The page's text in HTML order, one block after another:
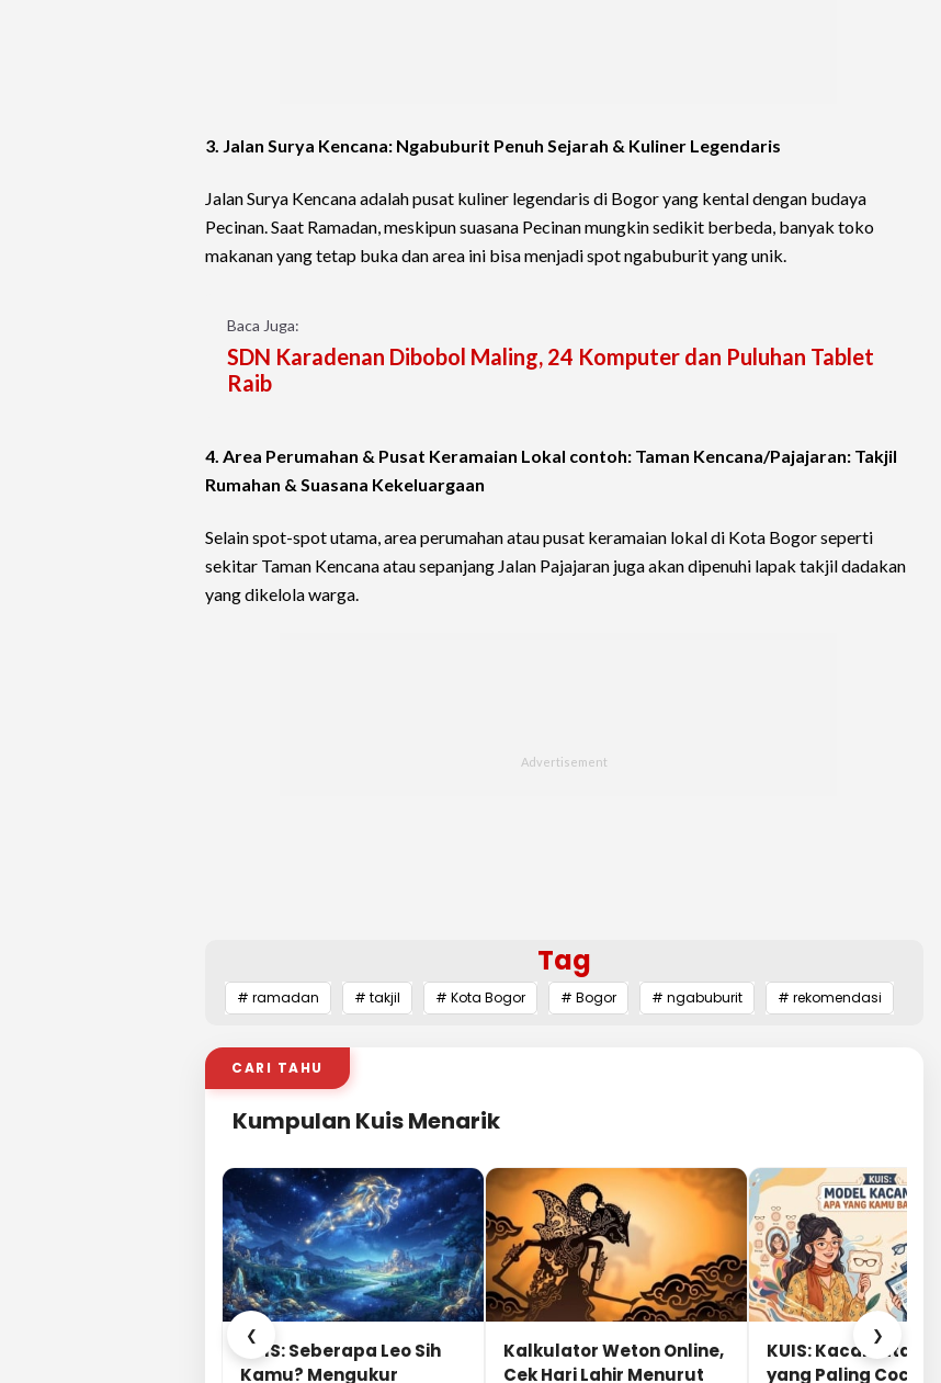
3. Jalan Surya Kencana: Ngabuburit Penuh Sejarah & Kuliner Legendaris
Jalan Surya Kencana adalah pusat kuliner legendaris di Bogor yang kental dengan budaya
Pecinan. Saat Ramadan, meskipun suasana Pecinan mungkin sedikit berbeda, banyak toko
makanan yang tetap buka dan area ini bisa menjadi spot ngabuburit yang unik.
Baca Juga:
SDN Karadenan Dibobol Maling, 24 Komputer dan Puluhan Tablet
Raib
4. Area Perumahan & Pusat Keramaian Lokal contoh: Taman Kencana/Pajajaran: Takjil
Rumahan & Suasana Kekeluargaan
Selain spot-spot utama, area perumahan atau pusat keramaian lokal di Kota Bogor seperti
sekitar Taman Kencana atau sepanjang Jalan Pajajaran juga akan dipenuhi lapak takjil dadakan
yang dikelola warga.
Tag
# ramadan # takjil # Kota Bogor # Bogor # ngabuburit # rekomendasi
CARI TAHU
Kumpulan Kuis Menarik
❮
KUIS: Seberapa Leo Sih
Kamu? Mengukur
Kalkulator Weton Online,
Cek Hari Lahir Menurut
KUIS: Kacamata Apa
yang Paling Cocok
❯